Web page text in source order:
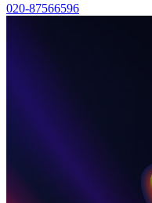
020-87566596